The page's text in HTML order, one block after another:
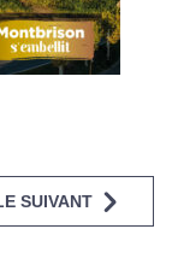
SUIVANT